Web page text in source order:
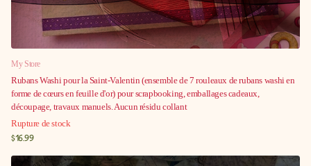
My Store
Rubans Washi pour la Saint-Valentin (ensemble de 7 rouleaux de rubans washi en
forme de cœurs en feuille d'or) pour scrapbooking, emballages cadeaux,
découpage, travaux manuels. Aucun résidu collant
Rupture de stock
$16.99